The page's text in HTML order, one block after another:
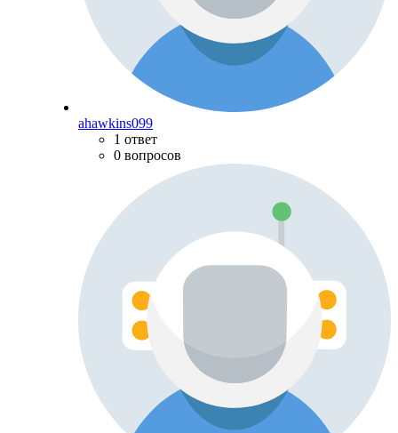
ahawkins099
1 ответ
0 вопросов